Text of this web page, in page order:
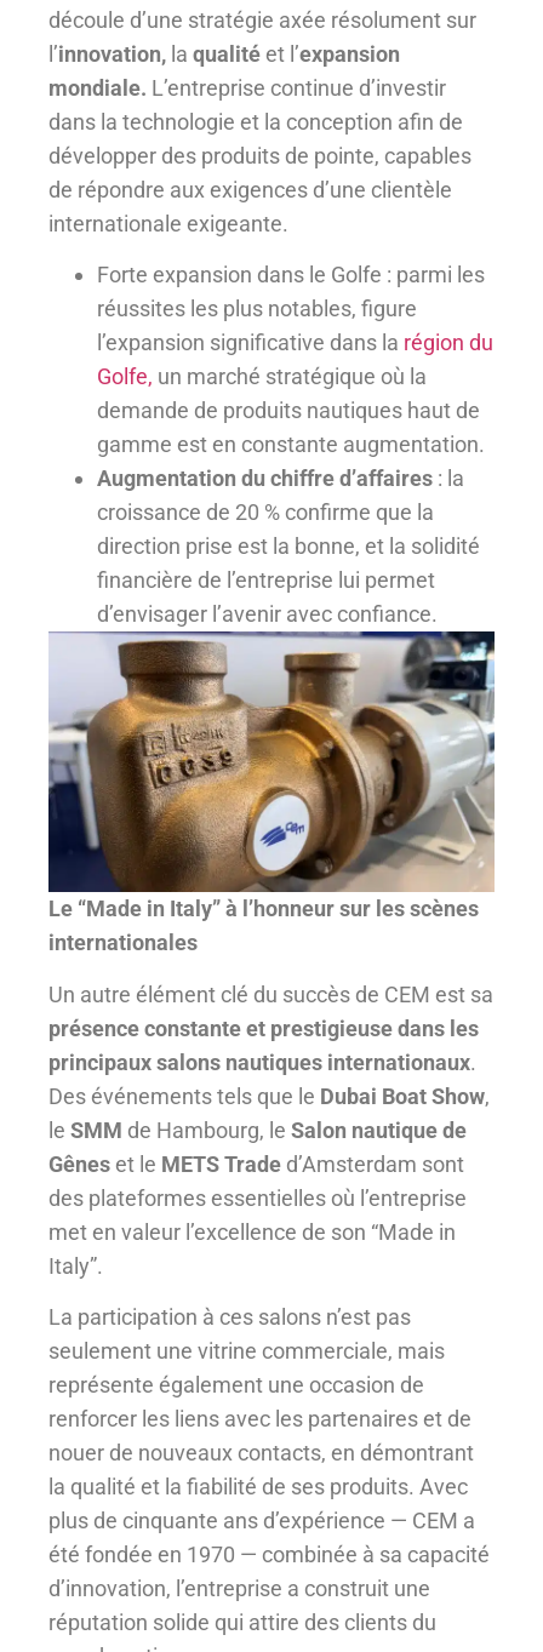
découle d’une stratégie axée résolument sur
l’innovation, la qualité et l’expansion
mondiale. L’entreprise continue d’investir
dans la technologie et la conception afin de
développer des produits de pointe, capables
de répondre aux exigences d’une clientèle
internationale exigeante.
Forte expansion dans le Golfe : parmi les
réussites les plus notables, figure
l’expansion significative dans la région du
Golfe, un marché stratégique où la
demande de produits nautiques haut de
gamme est en constante augmentation.
Augmentation du chiffre d’affaires : la
croissance de 20 % confirme que la
direction prise est la bonne, et la solidité
financière de l’entreprise lui permet
d’envisager l’avenir avec confiance.
Le “Made in Italy” à l’honneur sur les scènes
internationales
Un autre élément clé du succès de CEM est sa
présence constante et prestigieuse dans les
principaux salons nautiques internationaux.
Des événements tels que le Dubai Boat Show,
le SMM de Hambourg, le Salon nautique de
Gênes et le METS Trade d’Amsterdam sont
des plateformes essentielles où l’entreprise
met en valeur l’excellence de son “Made in
Italy”.
La participation à ces salons n’est pas
seulement une vitrine commerciale, mais
représente également une occasion de
renforcer les liens avec les partenaires et de
nouer de nouveaux contacts, en démontrant
la qualité et la fiabilité de ses produits. Avec
plus de cinquante ans d’expérience — CEM a
été fondée en 1970 — combinée à sa capacité
d’innovation, l’entreprise a construit une
réputation solide qui attire des clients du